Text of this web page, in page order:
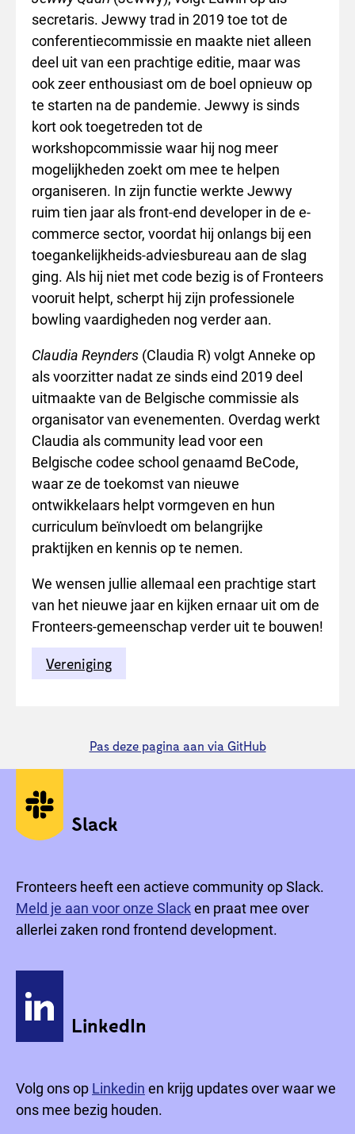
secretaris. Jewwy trad in 2019 toe tot de
conferentiecommissie en maakte niet alleen
deel uit van een prachtige editie, maar was
ook zeer enthousiast om de boel opnieuw op
te starten na de pandemie. Jewwy is sinds
kort ook toegetreden tot de
workshopcommissie waar hij nog meer
mogelijkheden zoekt om mee te helpen
organiseren. In zijn functie werkte Jewwy
ruim tien jaar als front-end developer in de e-
commerce sector, voordat hij onlangs bij een
toegankelijkheids-adviesbureau aan de slag
ging. Als hij niet met code bezig is of Fronteers
vooruit helpt, scherpt hij zijn professionele
bowling vaardigheden nog verder aan.
Claudia Reynders (Claudia R) volgt Anneke op
als voorzitter nadat ze sinds eind 2019 deel
uitmaakte van de Belgische commissie als
organisator van evenementen. Overdag werkt
Claudia als community lead voor een
Belgische codee school genaamd BeCode,
waar ze de toekomst van nieuwe
ontwikkelaars helpt vormgeven en hun
curriculum beïnvloedt om belangrijke
praktijken en kennis op te nemen.
We wensen jullie allemaal een prachtige start
van het nieuwe jaar en kijken ernaar uit om de
Fronteers-gemeenschap verder uit te bouwen!
Vereniging
Pas deze pagina aan via GitHub
Sociale media
Slack
Fronteers heeft een actieve community op Slack.
Meld je aan voor onze Slacken praat mee over
allerlei zaken rond frontend development.
LinkedIn
Volg ons op Linkedin en krijg updates over waar we
ons mee bezig houden.